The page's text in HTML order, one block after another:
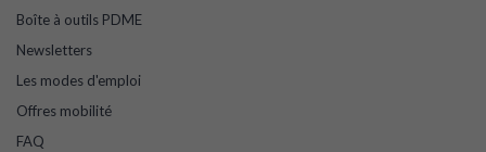
Boîte à outils PDME
Newsletters
Les modes d'emploi
Offres mobilité
FAQ